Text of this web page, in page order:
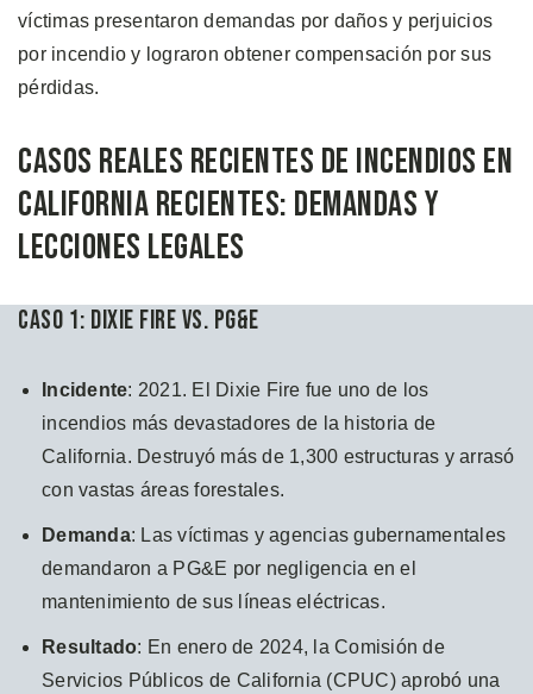
víctimas presentaron demandas por daños y perjuicios
por incendio y lograron obtener compensación por sus
pérdidas.
Casos Reales Recientes de Incendios en
California Recientes: Demandas y
Lecciones Legales
Caso 1: Dixie Fire vs. PG&E
Incidente: 2021. El Dixie Fire fue uno de los
incendios más devastadores de la historia de
California. Destruyó más de 1,300 estructuras y arrasó
con vastas áreas forestales.
Demanda: Las víctimas y agencias gubernamentales
demandaron a PG&E por negligencia en el
mantenimiento de sus líneas eléctricas.
Resultado: En enero de 2024, la Comisión de
Servicios Públicos de California (CPUC) aprobó una